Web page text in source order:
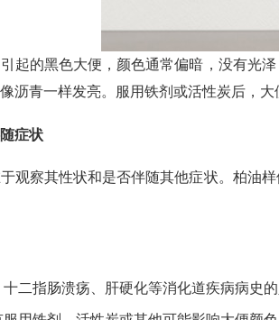
起的黑色大便，颜色通常偏暗，没有光
沥青一样发亮。服用铁剂或活性炭后，大
症状
观察其性状和是否伴随其他症状。柏油
二指肠溃疡、肝硬化等消化道疾病病史